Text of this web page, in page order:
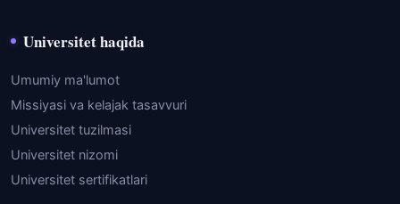
Universitet haqida
Umumiy ma'lumot
Missiyasi va kelajak tasavvuri
Universitet tuzilmasi
Universitet nizomi
Universitet sertifikatlari